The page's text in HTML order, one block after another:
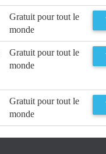
Gratuit pour tout le
monde
Gratuit pour tout le
monde
Gratuit pour tout le
monde